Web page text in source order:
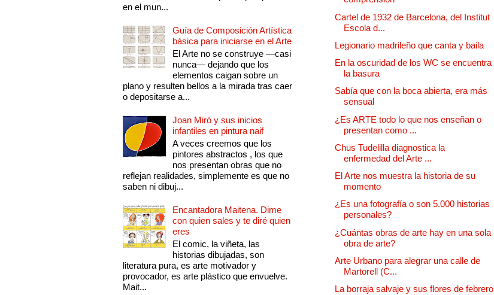
en el mun...
Guía de Composición Artística
básica para iniciarse en el Arte
El Arte no se construye —casi
nunca— dejando que los
elementos caigan sobre un
plano y resulten bellos a la mirada tras caer
o depositarse a...
Joan Miró y sus inicios
infantiles en pintura naif
A veces creemos que los
pintores abstractos , los que
nos presentan obras que no
reflejan realidades, simplemente es que no
saben ni dibuj...
Encantadora Maitena. Dime
con quien sales y te diré quien
eres
El comic, la viñeta, las
historias dibujadas, son
literatura pura, es arte motivador y
provocador, es arte plástico que envuelve.
Mait...
Cartel de 1932 de Barcelona, del Institut
Escola d...
Legionario madrileño que canta y baila
En la oscuridad de los WC se encuentra
la basura
Sabía que con la boca abierta, era más
sensual
¿Es ARTE todo lo que nos enseñan o
presentan como ...
Chus Tudelilla diagnostica la
enfermedad del Arte ...
El Arte nos muestra la historia de su
momento
¿Es una fotografía o son 5.000 historias
personales?
¿Cuántas obras de arte hay en una sola
obra de arte?
Arte Urbano para alegrar una calle de
Martorell (C...
La borraja salvaje y sus flores de febrero